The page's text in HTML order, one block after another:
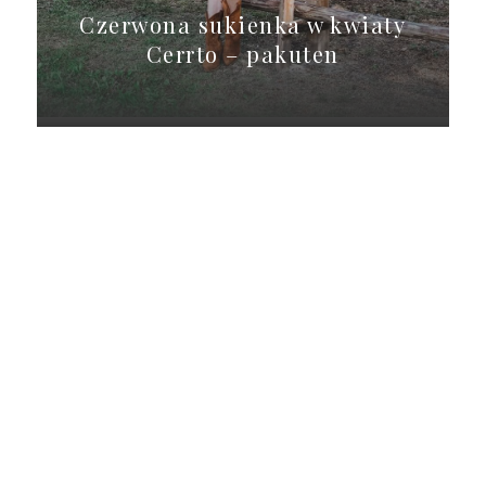
Czerwona sukienka w kwiaty
Cerrto – pakuten